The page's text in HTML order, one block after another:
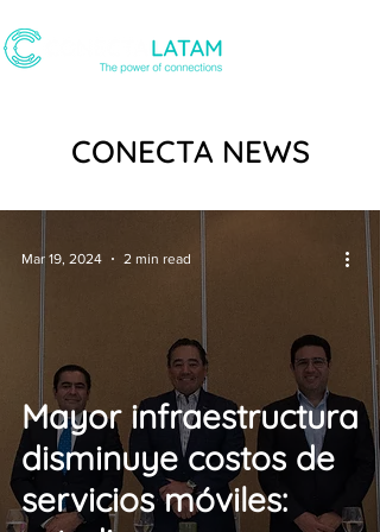
CONECTA NEWS
Mayor infraestructura
disminuye costos de
servicios móviles:
Mar 19, 2024 2 min read